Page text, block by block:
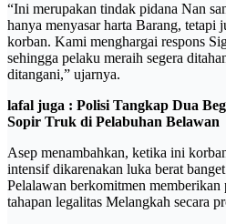
“Ini merupakan tindak pidana Nan
hanya menyasar harta Barang, tetapi
korban. Kami menghargai respons
sehingga pelaku meraih segera
ditangani,” ujarnya.
lafal juga : Polisi Tangkap Dua
Sopir Truk di Pelabuhan Belawan
Asep menambahkan, ketika ini
intensif dikarenakan luka berat
Pelalawan berkomitmen memberikan
tahapan legalitas Melangkah secara